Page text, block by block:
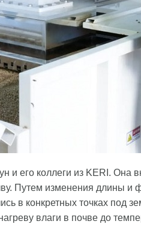
и его коллеги из KERI. Она
Путем изменения длины и
в конкретных точках под
влаги в почве до